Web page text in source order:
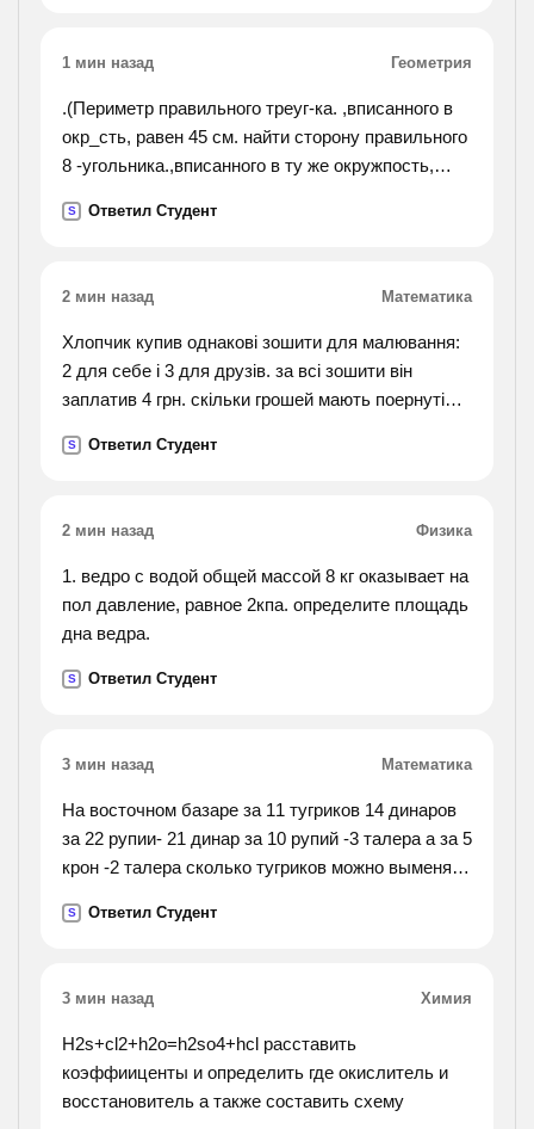
1 мин назад Геометрия
.(Периметр правильного треуг-ка. ,вписанного в
окр_сть, равен 45 см. найти сторону правильного
8 -угольника.,вписанного в ту же окружпость,
в ограничивающую его окружность квадрата
градусов, периметр правильного 6_угольника,
вписанного в окр-сть равен 48 см найти сторону
квадрата, вписанного в туже окр-сть. найти
длину
правильного 6-угольника равна 72 корень из 3см
радиус круга 12 см,).
S Ответил Студент
2 мин назад Математика
Хлопчик купив однакові зошити для малювання:
2 для себе і 3 для друзів. за всі зошити він
заплатив 4 грн. скільки грошей мають поернуті
S Ответил Студент
2 мин назад Физика
1. ведро с водой общей массой 8 кг оказывает на
пол давление, равное 2кпа. определите площадь
дна ведра.
S Ответил Студент
3 мин назад Математика
На восточном базаре за 11 тугриков 14 динаров
за 22 рупии- 21 динар за 10 рупий -3 талера а за 5
крон -2 талера сколько тугриков можно выменять
S Ответил Студент
3 мин назад Химия
H2s+cl2+h2o=h2so4+hcl расставить
коэффииценты и определить где окислитель и
восстановитель а также составить схему